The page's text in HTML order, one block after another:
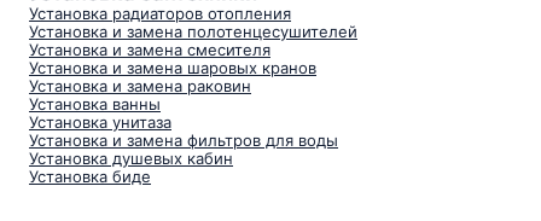
Установка радиаторов отопления
Установка и замена полотенцесушителей
Установка и замена смесителя
Установка и замена шаровых кранов
Установка и замена раковин
Установка ванны
Установка унитаза
Установка и замена фильтров для воды
Установка душевых кабин
Установка биде